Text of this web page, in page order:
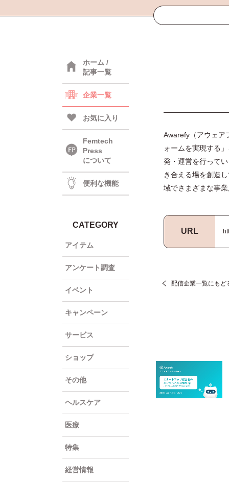
ホーム /
記事一覧
企業一覧
お気に入り
Femtech
Press
について
便利な機能
CATEGORY
アイテム
アンケート調査
イベント
キャンペーン
サービス
ショップ
その他
ヘルスケア
医療
特集
経営情報
Awarefy（アウェア
ォームを実現する
発・運営を行って
き合える場を創造
域でさまざまな事
URL
配信企業一覧にもど